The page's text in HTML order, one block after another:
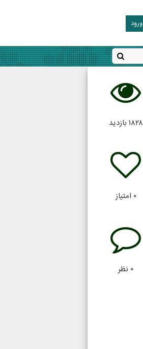
ورود
۱۸۲۸ بازدید
۰ امتیاز
۰ نظر